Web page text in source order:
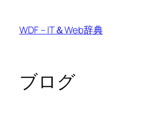
WDF – IT＆Web辞典
ブログ